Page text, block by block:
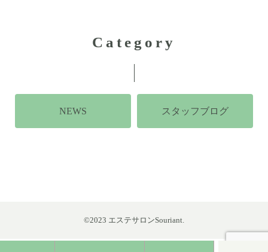
Category
NEWS スタッフブログ
©2023 エステサロンSouriant.